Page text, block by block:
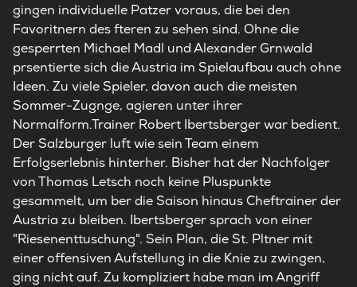
gingen individuelle Patzer voraus, die bei den
Favoritnern des fteren zu sehen sind. Ohne die
gesperrten Michael Madl und Alexander Grnwald
prsentierte sich die Austria im Spielaufbau auch ohne
Ideen. Zu viele Spieler, davon auch die meisten
Sommer-Zugnge, agieren unter ihrer
Normalform.Trainer Robert Ibertsberger war bedient.
Der Salzburger luft wie sein Team einem
Erfolgserlebnis hinterher. Bisher hat der Nachfolger
von Thomas Letsch noch keine Pluspunkte
gesammelt, um ber die Saison hinaus Cheftrainer der
Austria zu bleiben. Ibertsberger sprach von einer
"Riesenenttuschung". Sein Plan, die St. Pltner mit
einer offensiven Aufstellung in die Knie zu zwingen,
ging nicht auf. Zu kompliziert habe man im Angriff